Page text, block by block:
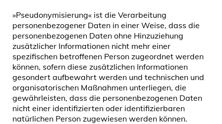
»Pseudonymisierung« ist die Verarbeitung
personenbezogener Daten in einer Weise, dass die
personenbezogenen Daten ohne Hinzuziehung
zusätzlicher Informationen nicht mehr einer
spezifischen betroffenen Person zugeordnet werden
können, sofern diese zusätzlichen Informationen
gesondert aufbewahrt werden und technischen und
organisatorischen Maßnahmen unterliegen, die
gewährleisten, dass die personenbezogenen Daten
nicht einer identifizierten oder identifizierbaren
natürlichen Person zugewiesen werden können.